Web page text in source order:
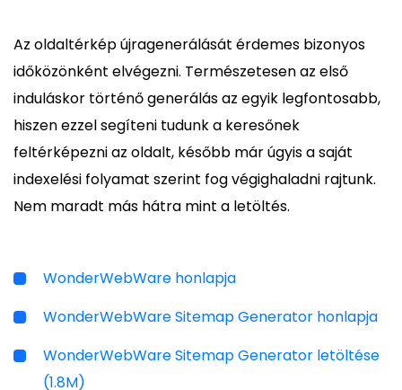
Az oldaltérkép újragenerálását érdemes bizonyos
időközönként elvégezni. Természetesen az első
induláskor történő generálás az egyik legfontosabb,
hiszen ezzel segíteni tudunk a keresőnek
feltérképezni az oldalt, később már úgyis a saját
indexelési folyamat szerint fog végighaladni rajtunk.
Nem maradt más hátra mint a letöltés.
WonderWebWare honlapja
WonderWebWare Sitemap Generator honlapja
WonderWebWare Sitemap Generator letöltése
(1.8M)